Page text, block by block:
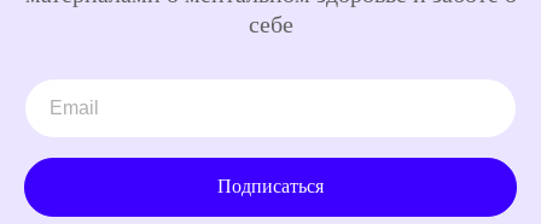
себе
Подписаться